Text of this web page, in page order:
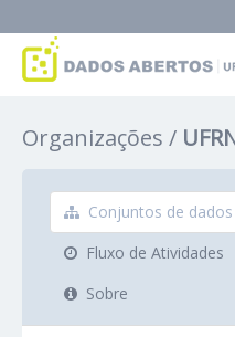
Grupos
Sobre
Organizações
Conjuntos de dados
Fluxo de Atividades
Sobre